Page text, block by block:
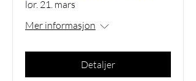
lør. 21. mars
Mer informasjon
Detaljer